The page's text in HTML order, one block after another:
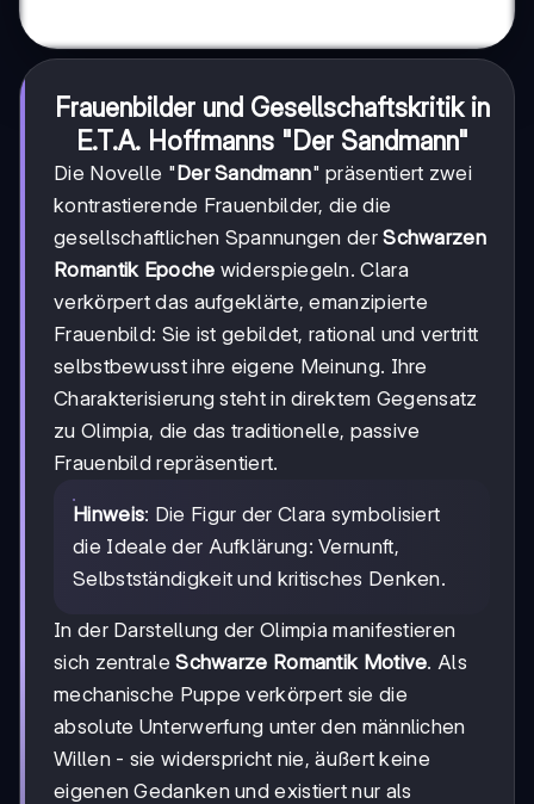
Frauenbilder und Gesellschaftskritik in
E.T.A. Hoffmanns "Der Sandmann"
Die Novelle "Der Sandmann" präsentiert zwei
kontrastierende Frauenbilder, die die
gesellschaftlichen Spannungen derSchwarzen
Romantik Epoche widerspiegeln. Clara
verkörpert das aufgeklärte, emanzipierte
Frauenbild: Sie ist gebildet, rational und vertritt
selbstbewusst ihre eigene Meinung. Ihre
Charakterisierung steht in direktem Gegensatz
zu Olimpia, die das traditionelle, passive
Frauenbild repräsentiert.
Hinweis: Die Figur der Clara symbolisiert
die Ideale der Aufklärung: Vernunft,
Selbstständigkeit und kritisches Denken.
In der Darstellung der Olimpia manifestieren
sich zentraleSchwarze Romantik Motive. Als
mechanische Puppe verkörpert sie die
absolute Unterwerfung unter den männlichen
Willen - sie widerspricht nie, äußert keine
eigenen Gedanken und existiert nur als